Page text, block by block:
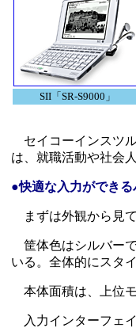
SII「SR-S9000」
セイコーインスツル
は、就職活動や社会
●快適な入力ができ
まずは外観から見て
筐体色はシルバー
いる。全体的にスタ
本体面積は、上位
入力インターフェ